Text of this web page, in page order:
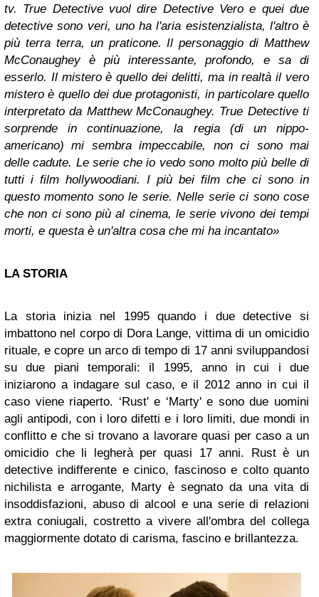
tv. True Detective vuol dire Detective Vero e quei due
detective sono veri, uno ha l'aria esistenzialista, l'altro è
più terra terra, un praticone. Il personaggio di Matthew
McConaughey è più interessante, profondo, e sa di
esserlo. Il mistero è quello dei delitti, ma in realtà il vero
mistero è quello dei due protagonisti, in particolare quello
interpretato da Matthew McConaughey. True Detective ti
sorprende in continuazione, la regia (di un nippo-
americano) mi sembra impeccabile, non ci sono mai
delle cadute. Le serie che io vedo sono molto più belle di
tutti i film hollywoodiani. I più bei film che ci sono in
questo momento sono le serie. Nelle serie ci sono cose
che non ci sono più al cinema, le serie vivono dei tempi
morti, e questa è un'altra cosa che mi ha incantato»
LA STORIA
La storia inizia nel 1995 quando i due detective si
imbattono nel corpo di Dora Lange, vittima di un omicidio
rituale, e copre un arco di tempo di 17 anni sviluppandosi
su due piani temporali: il 1995, anno in cui i due
iniziarono a indagare sul caso, e il 2012 anno in cui il
caso viene riaperto. ‘Rust' e ‘Marty' e sono due uomini
agli antipodi, con i loro difetti e i loro limiti, due mondi in
conflitto e che si trovano a lavorare quasi per caso a un
omicidio che li legherà per quasi 17 anni. Rust è un
detective indifferente e cinico, fascinoso e colto quanto
nichilista e arrogante, Marty è segnato da una vita di
insoddisfazioni, abuso di alcool e una serie di relazioni
extra coniugali, costretto a vivere all'ombra del collega
maggiormente dotato di carisma, fascino e brillantezza.